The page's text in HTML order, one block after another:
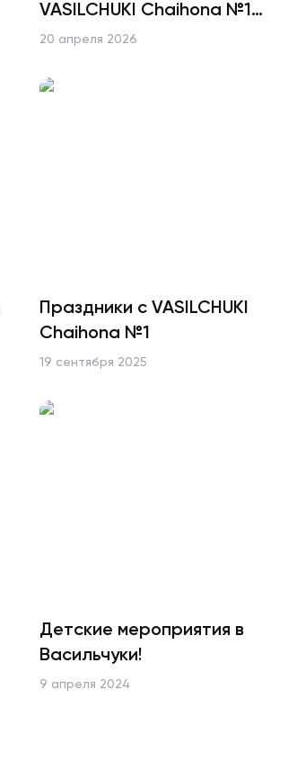
VASILCHUKI Chaihona №1
запускаются блюда с соусами
20 апреля 2026
Праздники с VASILCHUKI
Chaihona №1
19 сентября 2025
Детские мероприятия в
Васильчуки!
9 апреля 2024